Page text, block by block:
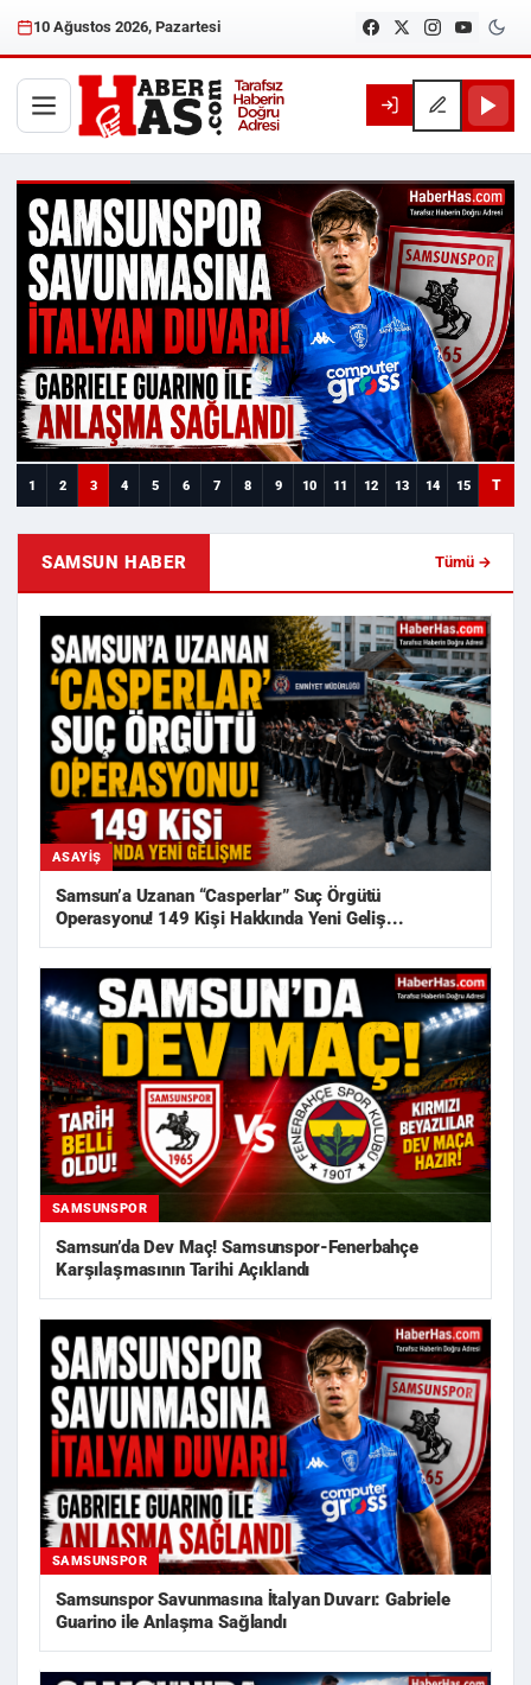
10 Ağustos 2026, Pazartesi
Haberhas — Samsun Son
1 2 3 4 5 6 7 8 9 10 11 12 13 14 15 T
SAMSUN HABER Tümü →
ASAYIŞ
Samsun’a Uzanan “Casperlar” Suç Örgütü
Operasyonu! 149 Kişi Hakkında Yeni Geliş...
SAMSUNSPOR
Samsun’da Dev Maç! Samsunspor-Fenerbahçe
Karşılaşmasının Tarihi Açıklandı
SAMSUNSPOR
Samsunspor Savunmasına İtalyan Duvarı: Gabriele
Guarino ile Anlaşma Sağlandı